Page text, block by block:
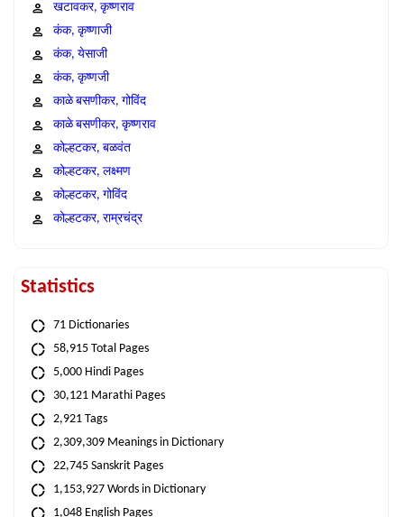
खटावकर, कृष्णराव
कंक, कृष्णाजी
कंक, येसाजी
कंक, कृष्णजी
काळे बसणीकर, गोविंद
काळे बसणीकर, कृष्णराव
कोल्हटकर, बळवंत
कोल्हटकर, लक्ष्मण
कोल्हटकर, गोविंद
कोल्हटकर, राम्रचंद्र
Statistics
71 Dictionaries
58,915 Total Pages
5,000 Hindi Pages
30,121 Marathi Pages
2,921 Tags
2,309,309 Meanings in Dictionary
22,745 Sanskrit Pages
1,153,927 Words in Dictionary
1,048 English Pages